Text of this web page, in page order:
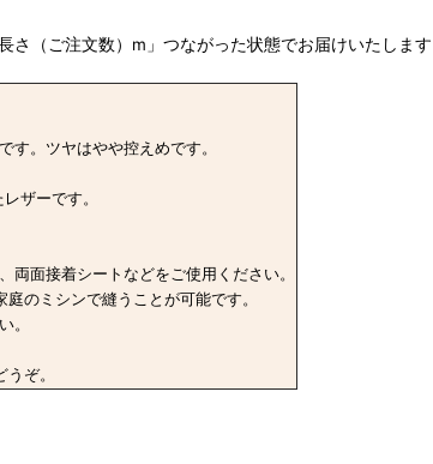
さ（ご注文数）m」つながった状態でお届けいたしま
す。ツヤはやや控えめです。
ザーです。
両面接着シートなどをご使用ください。
のミシンで縫うことが可能です。
。
ぞ。